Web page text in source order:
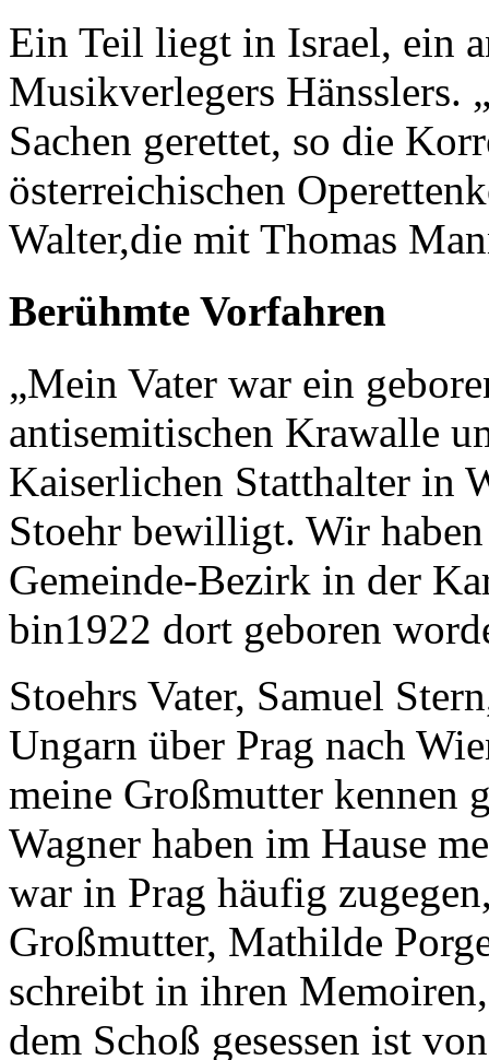
Ein Teil liegt in Israel, ein
Musikverlegers Hänsslers.
Sachen gerettet, so die
österreichischen
Walter,die mit Thomas
Berühmte Vorfahren
„Mein Vater war ein
antisemitischen Krawalle
Kaiserlichen Statthalter in
Stoehr bewilligt. Wir
Gemeinde-Bezirk in der
bin1922 dort geboren
Stoehrs Vater, Samuel
Ungarn über Prag nach
meine Großmutter kennen
Wagner haben im Hause
war in Prag häufig
Großmutter, Mathilde
schreibt in ihren
dem Schoß gesessen ist